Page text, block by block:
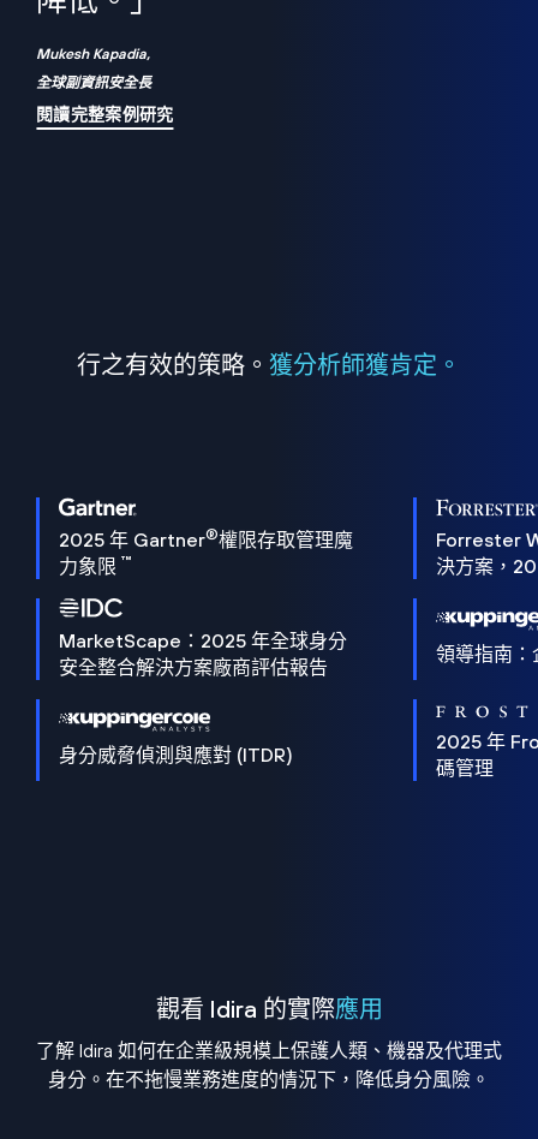
Mukesh Kapadia,
全球副資訊安全長
閱讀完整案例研究
行之有效的策略。 獲分析師獲肯定。
2025 年 Gartner®權限存取管理魔
力象限 ™
Forrester
決方案，
MarketScape：2025 年全球身分
安全整合解決方案廠商評估報告
領導指南
身分威脅偵測與應對 (ITDR)
2025 年
碼管理
觀看 Idira 的實際應用
了解 Idira 如何在企業級規模上保護人類、機器及代理式
身分。在不拖慢業務進度的情況下，降低身分風險。